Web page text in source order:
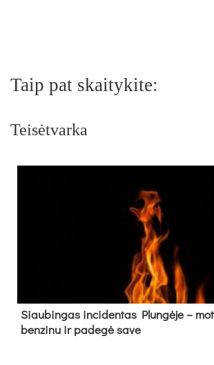
Taip pat skaitykite:
Teisėtvarka
Siau­bin­gas in­ci­den­tas Plun­gė­je –
ben­zi­nu ir pa­de­gė sa­ve